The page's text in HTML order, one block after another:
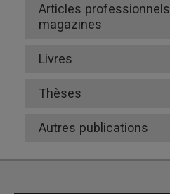
Articles
magazines
Livres
Thèses
Autres publications